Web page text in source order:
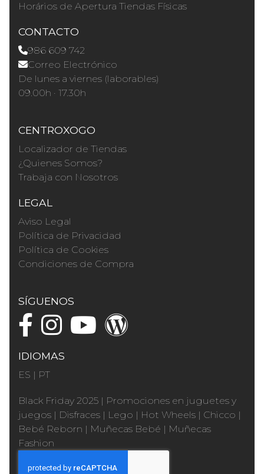
Horários de Apertura Tiendas Físicas
CONTACTO
986 609 742
Correo Electrónico
De lunes a viernes (laborables)
09.00h · 17.30h
CENTROXOGO
Localizador de Tiendas
¿Quienes Somos?
Trabaja con Nosotros
LEGAL
Aviso Legal
Política de Privacidad
Política de Cookies
Condiciones de Compra
SÍGUENOS
IDIOMAS
ES | PT
Black Friday 2025 | Promociones en juguetes y
juegos | Disfraces | Lego | Hot Wheels | Chicco |
Bebé Reborn | Muñecas Bebé | Muñecas
Fashion